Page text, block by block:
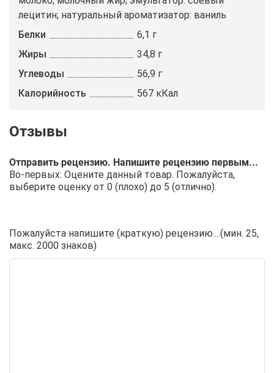
лецитин; натуральный ароматизатор: ваниль
Белки
6,1 г
Жиры
34,8 г
Углеводы
56,9 г
Калорийность
567 кКал
Отправить рецензию. Напишите рецензию первым...
Во-первых: Оцените данный товар. Пожалуйста,
выберите оценку от 0 (плохо) до 5 (отлично).
Пожалуйста напишите (краткую) рецензию....(мин. 25,
макс. 2000 знаков)